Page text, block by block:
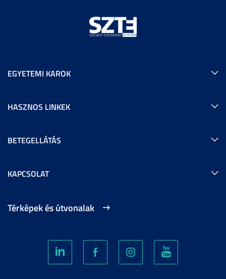
EGYETEMI KAROK
HASZNOS LINKEK
BETEGELLÁTÁS
KAPCSOLAT
Térképek és útvonalak